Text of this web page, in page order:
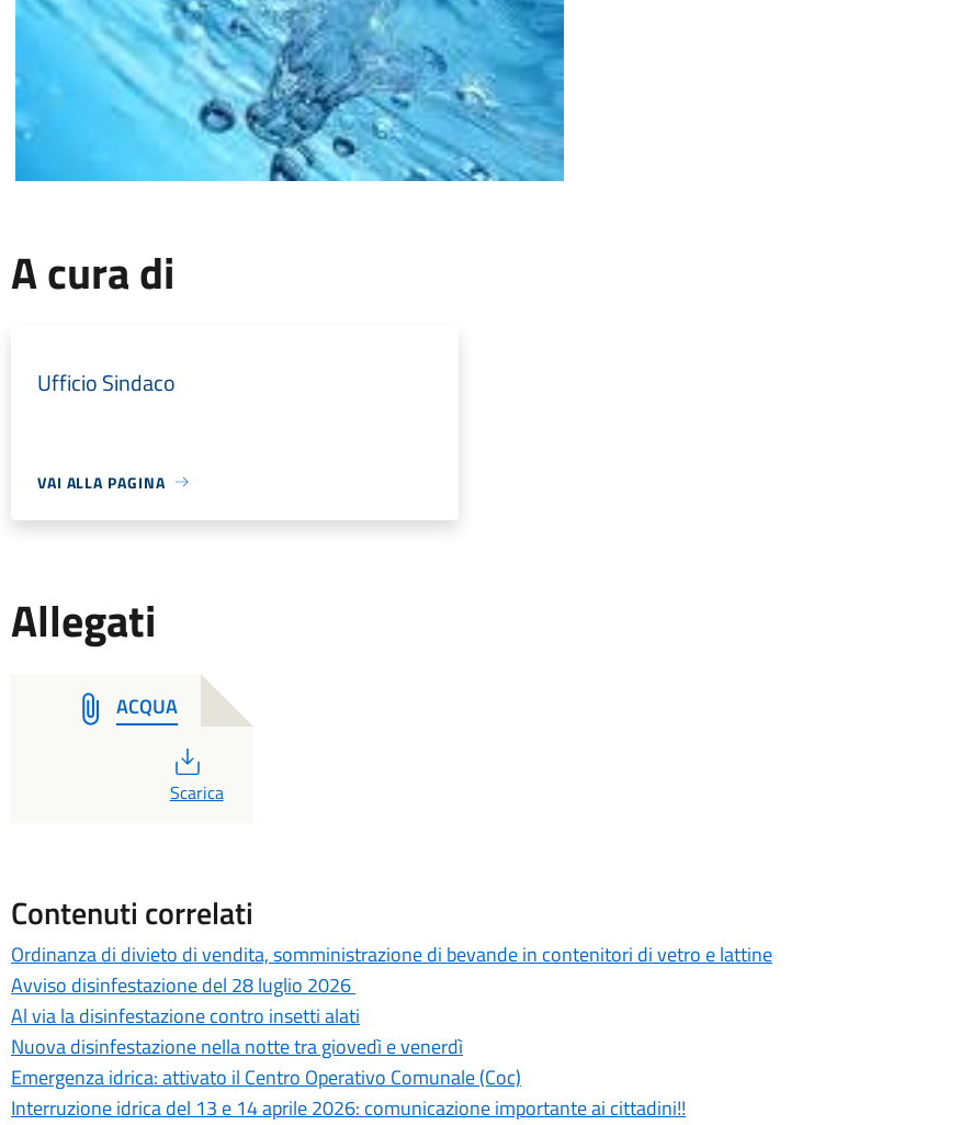
A cura di
Ufficio Sindaco
VAI ALLA PAGINA
Allegati
ACQUA
PDF
Scarica
Contenuti correlati
Ordinanza di divieto di vendita, somministrazione di bevande in contenitori di vetro e lattine
Avviso disinfestazione del 28 luglio 2026
Al via la disinfestazione contro insetti alati
Nuova disinfestazione nella notte tra giovedì e venerdì
Emergenza idrica: attivato il Centro Operativo Comunale (Coc)
Interruzione idrica del 13 e 14 aprile 2026: comunicazione importante ai cittadini!!